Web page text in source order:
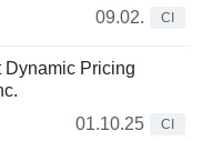
09.02.
CI
Dynamic Pricing
01.10.25
CI